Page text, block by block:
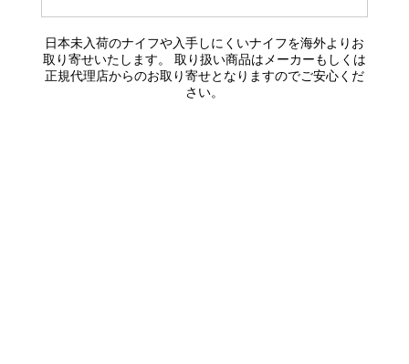
日本未入荷のナイフや入手しにくいナイフを海外よりお
取り寄せいたします。 取り扱い商品はメーカーもしくは
正規代理店からのお取り寄せとなりますのでご安心くだ
さい。